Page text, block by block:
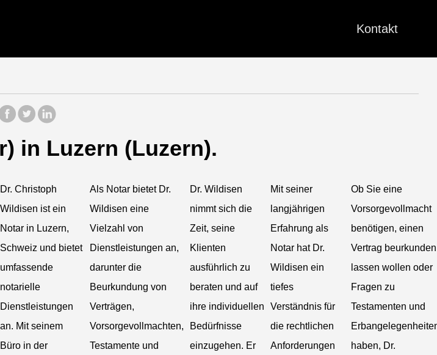
Kontakt
in Luzern (Luzern).
Dr. Christoph
Wildisen ist ein
Notar in Luzern,
Schweiz und bietet
umfassende
notarielle
Dienstleistungen
an. Mit seinem
Büro in der
Als Notar bietet Dr.
Wildisen eine
Vielzahl von
Dienstleistungen an,
darunter die
Beurkundung von
Verträgen,
Vorsorgevollmachten,
Testamente und
Dr. Wildisen
nimmt sich die
Zeit, seine
Klienten
ausführlich zu
beraten und auf
ihre individuellen
Bedürfnisse
einzugehen. Er
Mit seiner
langjährigen
Erfahrung als
Notar hat Dr.
Wildisen ein
tiefes
Verständnis für
die rechtlichen
Anforderungen
Ob Sie eine
Vorsorgevollmacht
benötigen, einen
Vertrag beurkunden
lassen wollen oder
Fragen zu
Testamenten und
haben, Dr.